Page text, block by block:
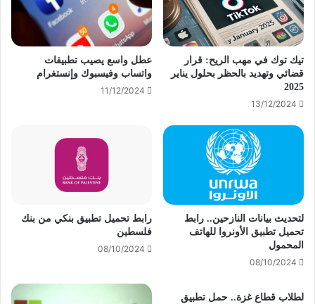
تيك توك في مهب الريح: قرار
قضائي وتهديد بالحظر بحلول يناير
2025
13/12/2024
عطل واسع يصيب تطبيقات
واتساب وفيسبوك وإنستغرام
11/12/2024
لتحديث بيانات النازحين.. رابط
تحميل تطبيق الأونروا للهاتف
المحمول
08/10/2024
رابط تحميل تطبيق بنكي من بنك
فلسطين
08/10/2024
لطلاب قطاع غزة.. حمل تطبيق